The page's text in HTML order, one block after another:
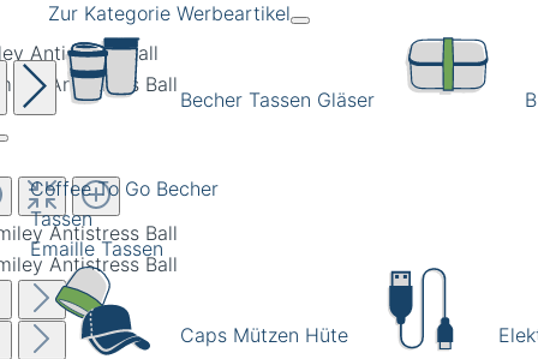
Zur Kategorie Werbeartikel
Becher Tassen Gläser
Coffee To Go Becher
Tassen
Emaille Tassen
Caps Mützen Hüte
Antistress Ball